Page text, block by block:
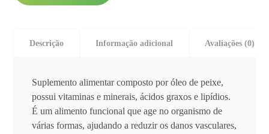
Descrição Informação adicional Avaliações (0)
Suplemento alimentar composto por óleo de peixe,
possui vitaminas e minerais, ácidos graxos e lipídios.
É um alimento funcional que age no organismo de
várias formas, ajudando a reduzir os danos vasculares,